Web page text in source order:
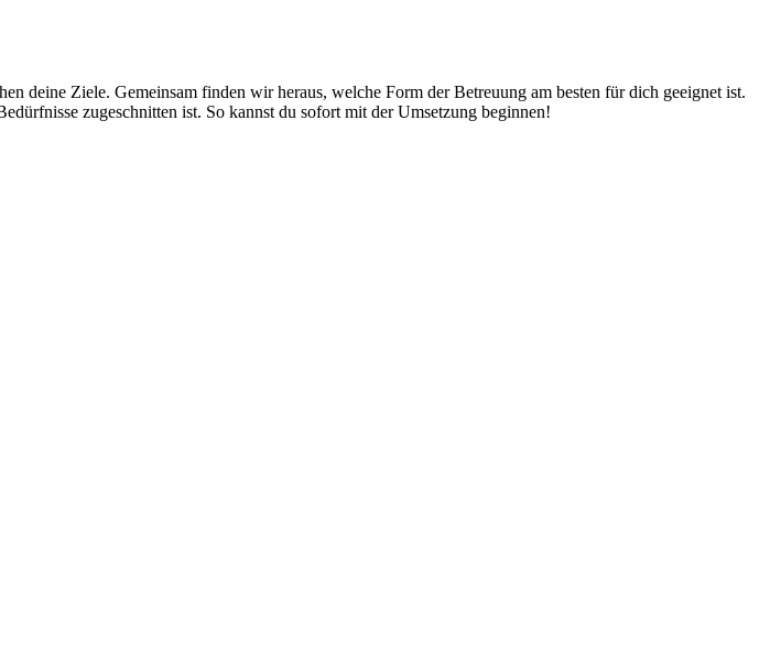
deine Ziele. Gemeinsam finden wir heraus, welche Form der Betreuung am besten für dich geeignet ist.
zugeschnitten ist. So kannst du sofort mit der Umsetzung beginnen!